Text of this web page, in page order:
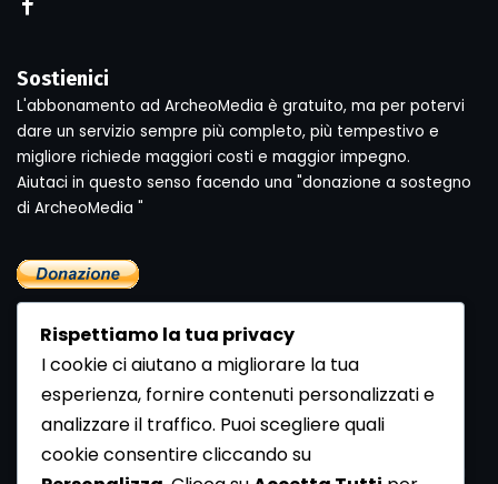
Sostienici
L'abbonamento ad ArcheoMedia è gratuito, ma per potervi
dare un servizio sempre più completo, più tempestivo e
migliore richiede maggiori costi e maggior impegno.
Aiutaci in questo senso facendo una "donazione a sostegno
di ArcheoMedia "
Newsletter
Se vuoi ricevere la Rivista gratuita di archeologia realizzata
Rispettiamo la tua privacy
I cookie ci aiutano a migliorare la tua
esperienza, fornire contenuti personalizzati e
analizzare il traffico. Puoi scegliere quali
cookie consentire cliccando su